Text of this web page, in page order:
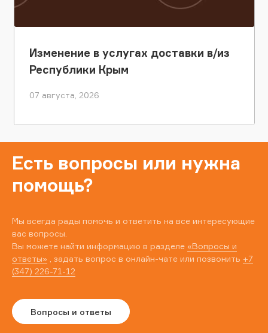
Изменение в услугах доставки в/из
Республики Крым
07 августа, 2026
Есть вопросы или нужна
помощь?
Мы всегда рады помочь и ответить на все интересующие
вас вопросы.
Вы можете найти информацию в разделе «Вопросы и
ответы» , задать вопрос в онлайн-чате или позвонить +7
(347) 226-71-12
Вопросы и ответы